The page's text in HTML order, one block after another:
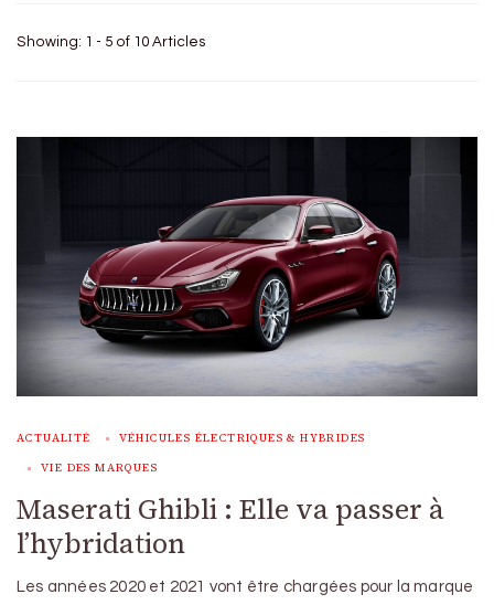
Showing: 1 - 5 of 10 Articles
ACTUALITÉ VÉHICULES ÉLECTRIQUES & HYBRIDES
VIE DES MARQUES
Maserati Ghibli : Elle va passer à
l’hybridation
Les années 2020 et 2021 vont être chargées pour la marque